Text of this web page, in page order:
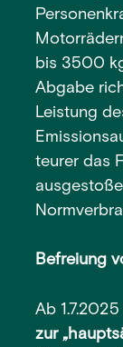
bis 3500
Abgabe
Leistung
teurer das
Befreiung
Ab
zur